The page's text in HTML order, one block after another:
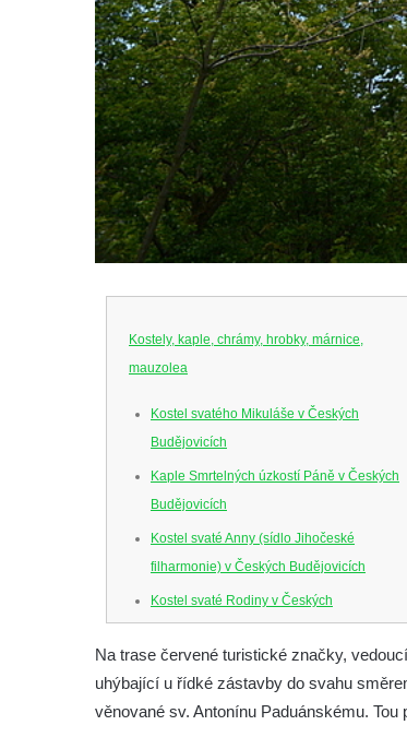
Kostely, kaple, chrámy, hrobky, márnice,
mauzolea
Kostel svatého Mikuláše v Českých
Budějovicích
Kaple Smrtelných úzkostí Páně v Českých
Budějovicích
Kostel svaté Anny (sídlo Jihočeské
filharmonie) v Českých Budějovicích
Kostel svaté Rodiny v Českých
Budějovicích
Kostel Obětování Panny Marie u kláštera
dominikánů v Českých Budějovicích
Na trase červené turistické značky,
uhýbající u řídké zástavby do svahu
věnované sv. Antonínu Paduánskému. Tou